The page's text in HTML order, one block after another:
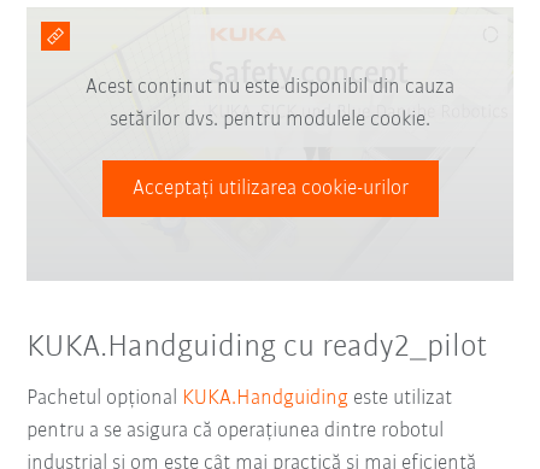
Acest conținut nu este disponibil din cauza
setărilor dvs. pentru modulele cookie.
Acceptați utilizarea cookie-urilor
KUKA.Handguiding cu ready2_pilot
Pachetul opțional KUKA.Handguiding este utilizat
pentru a se asigura că operațiunea dintre robotul
industrial și om este cât mai practică și mai eficientă